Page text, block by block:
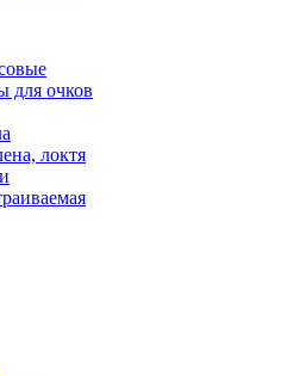
для очков
локтя